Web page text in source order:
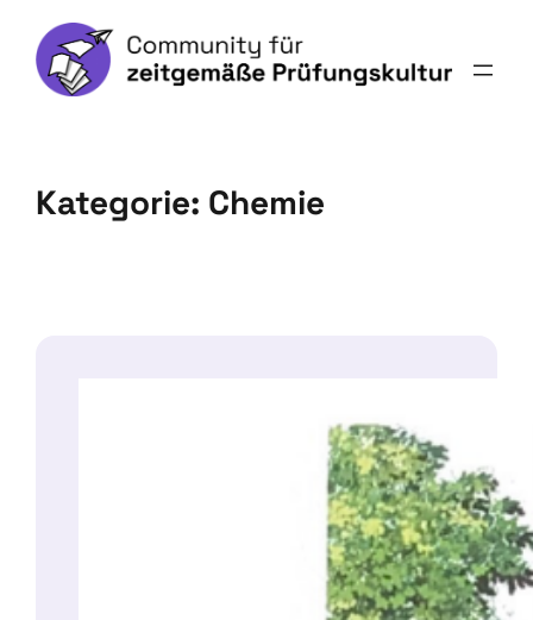
Kategorie: Chemie